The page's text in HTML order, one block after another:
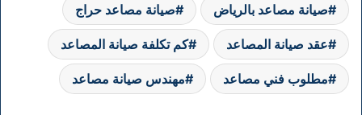
صيانة مصاعد بالرياض صيانة مصاعد حراج
عقد صيانة المصاعد كم تكلفة صيانة المصاعد
مطلوب فني مصاعد مهندس صيانة مصاعد